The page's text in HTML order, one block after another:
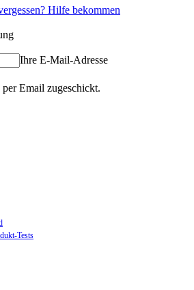
Hilfe bekommen
Ihre E-Mail-Adresse
Email zugeschickt.
Tests